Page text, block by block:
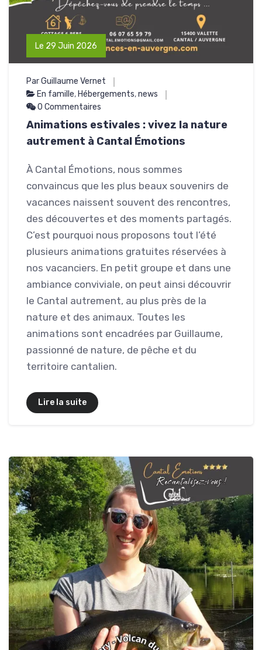
Le 29 Juin 2026
Par Guillaume Vernet
En famille, Hébergements,news
0 Commentaires
Animations estivales : vivez la nature
autrement à Cantal Émotions
À Cantal Émotions, nous sommes
convaincus que les plus beaux souvenirs de
vacances naissent souvent des rencontres,
des découvertes et des moments partagés.
C’est pourquoi nous proposons tout l’été
plusieurs animations gratuites réservées à
nos vacanciers. En petit groupe et dans une
ambiance conviviale, on peut ainsi découvrir
le Cantal autrement, au plus près de la
nature et des animaux. Toutes les
animations sont encadrées par Guillaume,
passionné de nature, de pêche et du
territoire cantalien.
Lire la suite